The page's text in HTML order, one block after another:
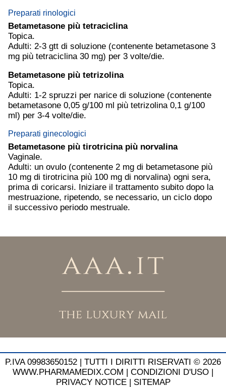
Preparati rinologici
Betametasone più tetraciclina
Topica.
Adulti: 2-3 gtt di soluzione (contenente betametasone 3
mg più tetraciclina 30 mg) per 3 volte/die.
Betametasone più tetrizolina
Topica.
Adulti: 1-2 spruzzi per narice di soluzione (contenente
betametasone 0,05 g/100 ml più tetrizolina 0,1 g/100
ml) per 3-4 volte/die.
Preparati ginecologici
Betametasone più tirotricina più norvalina
Vaginale.
Adulti: un ovulo (contenente 2 mg di betametasone più
10 mg di tirotricina più 100 mg di norvalina) ogni sera,
prima di coricarsi. Iniziare il trattamento subito dopo la
mestruazione, ripetendo, se necessario, un ciclo dopo
il successivo periodo mestruale.
P.IVA 09983650152 | TUTTI I DIRITTI RISERVATI © 2026
WWW.PHARMAMEDIX.COM | CONDIZIONI D'USO |
PRIVACY NOTICE| SITEMAP